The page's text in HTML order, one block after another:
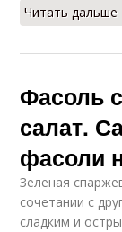
Читать
Фасоль
салат.
фасоли
Зеленая
сочетании с
сладким и